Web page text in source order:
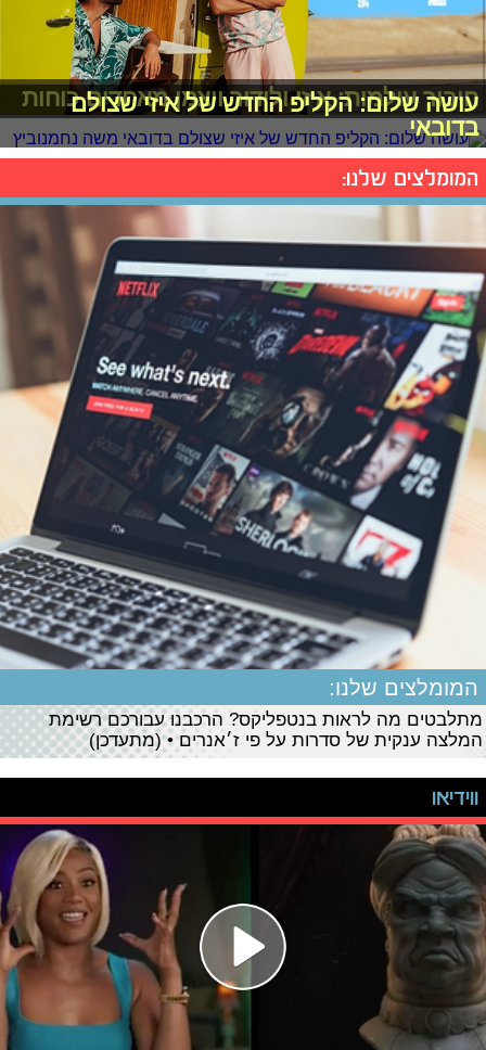
חיבור עולמות: איזי ולידור ויצמן מאחדים כוחות
עושה שלום: הקליפ החדש של איזי שצולם
בדובאי
המומלצים שלנו:
המומלצים שלנו:
מתלבטים מה לראות בנטפליקס? הרכבנו עבורכם רשימת
המלצה ענקית של סדרות על פי ז׳אנרים • (מתעדכן)
ווידיאו